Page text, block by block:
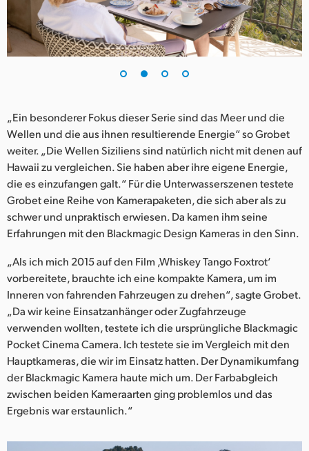
Turkey
UAE
United Kingdom
United States
„Ein besonderer Fokus dieser Serie sind das Meer und die
Wellen und die aus ihnen resultierende Energie“ so Grobet
weiter. „Die Wellen Siziliens sind natürlich nicht mit denen auf
Hawaii zu vergleichen. Sie haben aber ihre eigene Energie,
die es einzufangen galt.“ Für die Unterwasserszenen testete
Grobet eine Reihe von Kamerapaketen, die sich aber als zu
schwer und unpraktisch erwiesen. Da kamen ihm seine
Erfahrungen mit den Blackmagic Design Kameras in den Sinn.
„Als ich mich 2015 auf den Film ,Whiskey Tango Foxtrot‘
vorbereitete, brauchte ich eine kompakte Kamera, um im
Inneren von fahrenden Fahrzeugen zu drehen“, sagte Grobet.
„Da wir keine Einsatzanhänger oder Zugfahrzeuge
verwenden wollten, testete ich die ursprüngliche Blackmagic
Pocket Cinema Camera. Ich testete sie im Vergleich mit den
Hauptkameras, die wir im Einsatz hatten. Der Dynamikumfang
der Blackmagic Kamera haute mich um. Der Farbabgleich
zwischen beiden Kameraarten ging problemlos und das
Ergebnis war erstaunlich.“